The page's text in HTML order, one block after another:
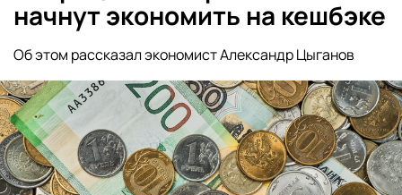
начнут экономить на кешбэке
Об этом рассказал экономист Александр Цыганов